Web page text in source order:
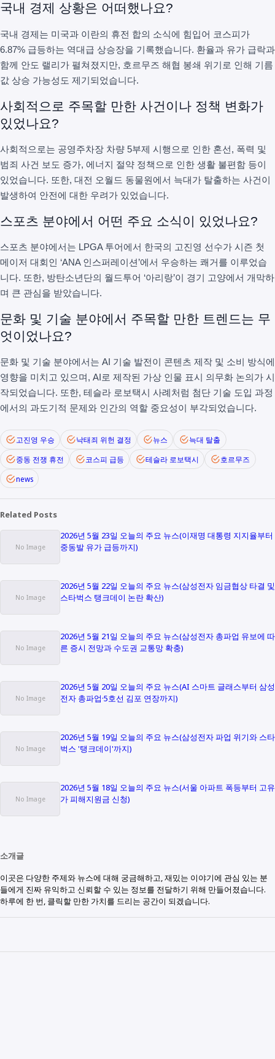
국내 경제 상황은 어떠했나요?
국내 경제는 미국과 이란의 휴전 합의 소식에 힘입어 코스피가
6.87% 급등하는 역대급 상승장을 기록했습니다. 환율과 유가 급락과
함께 안도 랠리가 펼쳐졌지만, 호르무즈 해협 봉쇄 위기로 인해 기름
값 상승 가능성도 제기되었습니다.
사회적으로 주목할 만한 사건이나 정책 변화가
있었나요?
사회적으로는 공영주차장 차량 5부제 시행으로 인한 혼선, 폭력 및
범죄 사건 보도 증가, 에너지 절약 정책으로 인한 생활 불편함 등이
있었습니다. 또한, 대전 오월드 동물원에서 늑대가 탈출하는 사건이
발생하여 안전에 대한 우려가 있었습니다.
스포츠 분야에서 어떤 주요 소식이 있었나요?
스포츠 분야에서는 LPGA 투어에서 한국의 고진영 선수가 시즌 첫
메이저 대회인 ‘ANA 인스퍼레이션’에서 우승하는 쾌거를 이루었습
니다. 또한, 방탄소년단의 월드투어 ‘아리랑’이 경기 고양에서 개막하
며 큰 관심을 받았습니다.
문화 및 기술 분야에서 주목할 만한 트렌드는 무
엇이었나요?
문화 및 기술 분야에서는 AI 기술 발전이 콘텐츠 제작 및 소비 방식에
영향을 미치고 있으며, AI로 제작된 가상 인물 표시 의무화 논의가 시
작되었습니다. 또한, 테슬라 로보택시 사례처럼 첨단 기술 도입 과정
에서의 과도기적 문제와 인간의 역할 중요성이 부각되었습니다.
고진영 우승 낙태죄 위헌 결정 뉴스
늑대 탈출
중동 전쟁 휴전
코스피 급등 테슬라 로보택시 호르무즈
news
Related Posts
2026년 5월 23일 오늘의 주요 뉴스(이재명 대통령 지지율부터
중동발 유가 급등까지)
2026년 5월 22일 오늘의 주요 뉴스(삼성전자 임금협상 타결 및
스타벅스 탱크데이 논란 확산)
2026년 5월 21일 오늘의 주요 뉴스(삼성전자 총파업 유보에 따
른 증시 전망과 수도권 교통망 확충)
2026년 5월 20일 오늘의 주요 뉴스(AI 스마트 글래스부터 삼성
전자 총파업·5호선 김포 연장까지)
2026년 5월 19일 오늘의 주요 뉴스(삼성전자 파업 위기와 스타
벅스 '탱크데이'까지)
2026년 5월 18일 오늘의 주요 뉴스(서울 아파트 폭등부터 고유
가 피해지원금 신청)
소개글
이곳은 다양한 주제와 뉴스에 대해 궁금해하고, 재밌는 이야기에 관심 있는 분
들에게 진짜 유익하고 신뢰할 수 있는 정보를 전달하기 위해 만들어졌습니다.
하루에 한 번, 클릭할 만한 가치를 드리는 공간이 되겠습니다.